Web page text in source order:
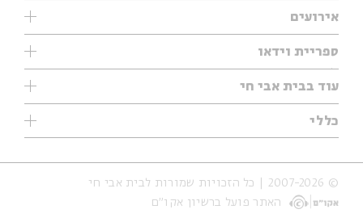
אירועים
עיון
אנגלית
נוער
סדרות
אירועי עבר
אירועים בירושלים
ספריית וידאו
ילדים
מוזיקה
עיון
מיוחדים
עוד בבית אבי חי
תערוכות
מיוחדים
כללי
אודות
הצהרת נגישות
תנאי שימוש והצהרת פרטיות
© 2007-2026 | כל הזכויות שמורות לבית אבי חי
האתר פועל ברשיון אקו״ם